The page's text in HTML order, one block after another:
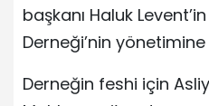
başkanı Haluk
Derneği’nin
Derneğin feshi için